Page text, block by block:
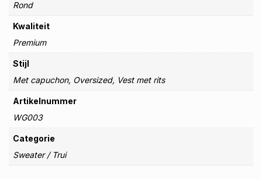
Rond
Kwaliteit
Premium
Stijl
Met capuchon, Oversized, Vest met rits
Artikelnummer
WG003
Categorie
Sweater / Trui